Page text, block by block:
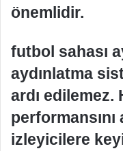
önemlidir.
futbol sahası
aydınlatma
ardı edilemez.
performansını
izleyicilere